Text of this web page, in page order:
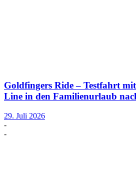
Goldfingers Ride – Testfahrt
Line in den Familienurlaub
29. Juli 2026
-
-